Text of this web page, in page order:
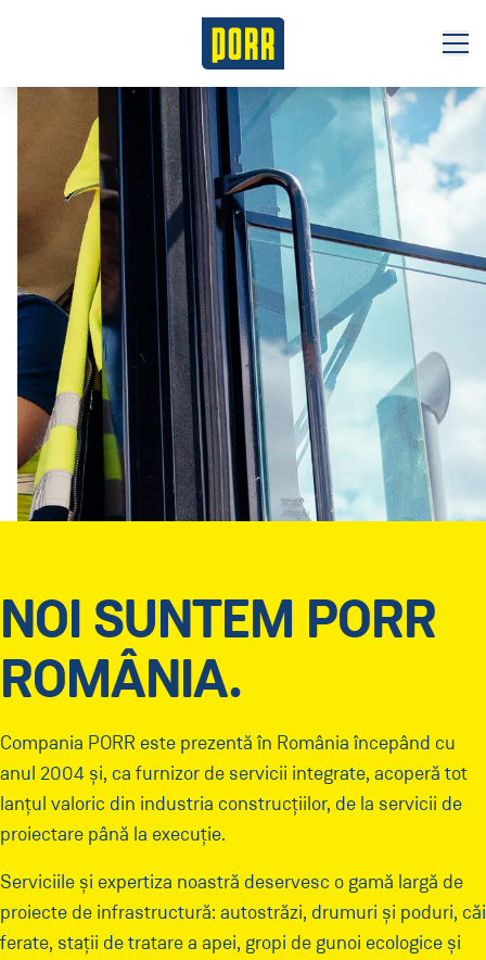
Despre noi
Programe pentru studenți
Internship
Stagiu de practică în perioada verii
Domenii de activitate
Inovare
Infrastructura locală
Infrastructură Proiecte Speciale
Contact
Land ändern:(Aktuell:
)
NOI SUNTEM PORR
ROMÂNIA.
Compania PORR este prezentă în România începând cu
anul 2004 și, ca furnizor de servicii integrate, acoperă tot
lanțul valoric din industria construcțiilor, de la servicii de
proiectare până la execuție.
Serviciile și expertiza noastră deservesc o gamă largă de
proiecte de infrastructură: autostrăzi, drumuri și poduri, căi
ferate, stații de tratare a apei, gropi de gunoi ecologice și